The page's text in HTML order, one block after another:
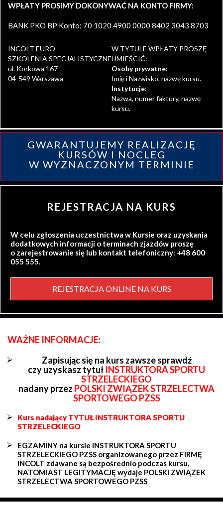
WPŁATY PROSIMY DOKONYWAĆ NA KONTO FIRMY:
BANK PKO BP Konto: 70 1020 4900 0000 8402 3043 8703
INCOLT EURO
SZKOLENIA SPECJALISTYCZNE
ul. Korkowa 167
04-549 Warszawa
W TYTULE WPŁATY PROSZĘ
UMIEŚCIĆ:
Osoby prywatne:
Imię i Nazwisko, nazwę kursu.
Instytucje:
Nazwa, numer faktury, nazwę
kursu.
GWARANTUJEMY REALIZACJĘ
KURSÓW I NOCLEG
W WYZNACZONYM TERMINIE
REJESTRACJA NA KURS
W celu zgłoszenia uczestnictwa w Kursie oraz uzyskania
dodatkowych informacji o terminach zjazdów proszę
o zarejestrowanie się lub kontakt telefoniczny: +48 600
055 555.
REJESTRACJA ONLINE NA KURS
WAŻNE INFORMACJE:
Zapisując się na kurs zawsze sprawdź
czy uzyskasz tytuł INSTRUKTORA SPORTU
STRZELECKIEGO
nadany przez POLSKI ZWIĄZEK STRZELECTWA
SPORTOWEGO PZSS
Kurs nadający TYTUŁ INSTRUKTORA SPORTU
STRZELECKIEGO
EGZAMINY na kursie INSTRUKTORA SPORTU
STRZELECKIEGO PZSS organizowanego przez FIRMĘ
INCOLT zdawane są bezpośrednio podczas kursu,
NATOMIAST LEGITYMACJĘ wydaje POLSKI ZWIĄZEK
STRZELECTWA SPORTOWEGO PZSS